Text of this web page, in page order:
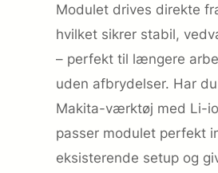
Modulet drives direkte
hvilket sikrer stabil,
– perfekt til længere
uden afbrydelser. Har
Makita-værktøj med Li-
passer modulet perfekt
eksisterende setup og